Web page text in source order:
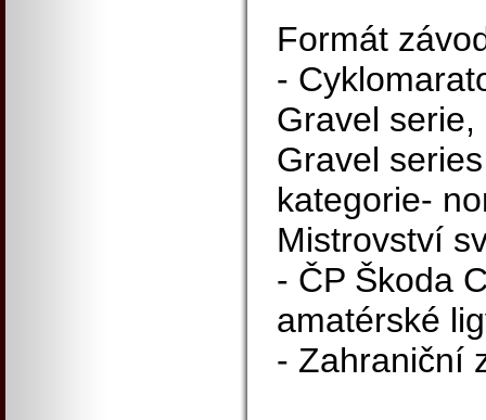
Formát
-
Gravel
Gravel
kategorie-
Mistrovství
- ČP Škoda
amatérské
- Zahraniční